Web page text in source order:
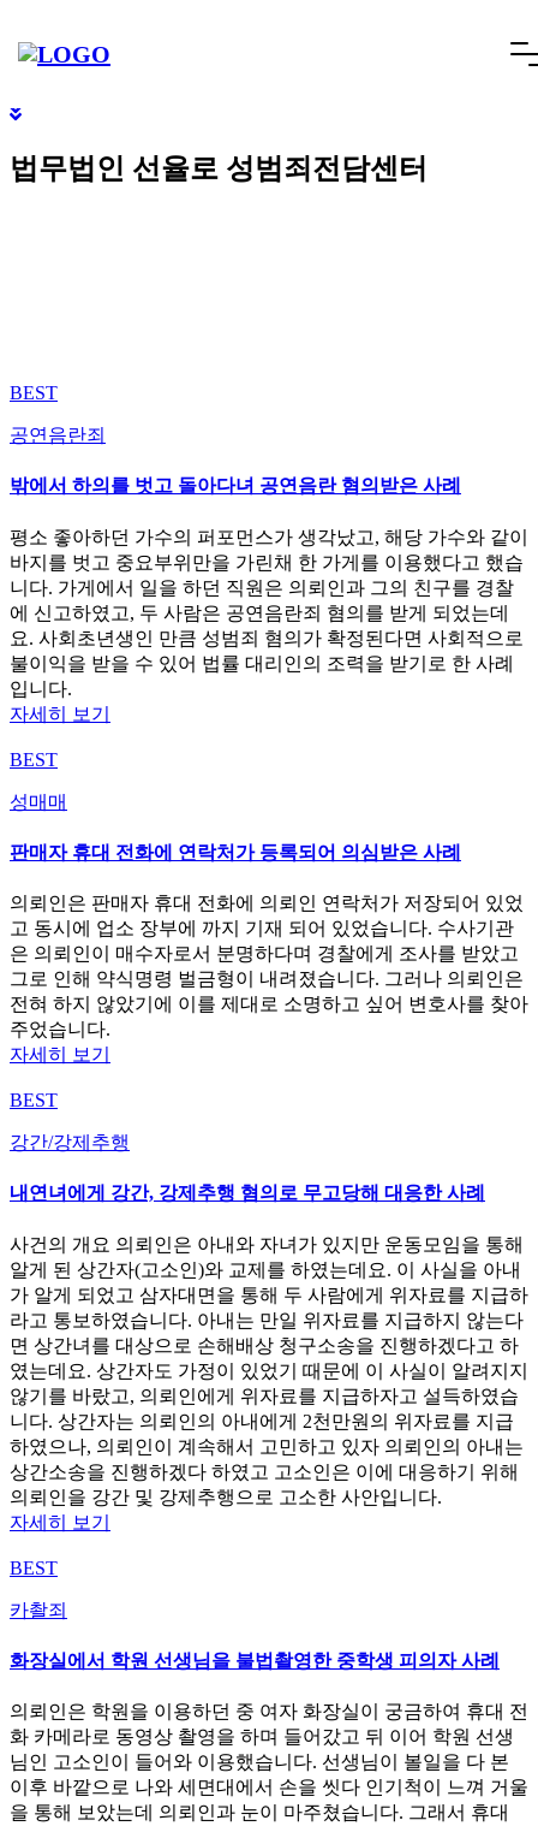
빠른상담 1670-6681
건
뛰
SCROLL DOWN
법무법인 선율로 성범죄전담센터
BEST
공연음란죄
밖에서 하의를 벗고 돌아다녀 공연음란 혐의받은 사례
평소 좋아하던 가수의 퍼포먼스가 생각났고, 해당 가수와 같이
바지를 벗고 중요부위만을 가린채 한 가게를 이용했다고 했습
니다. 가게에서 일을 하던 직원은 의뢰인과 그의 친구를 경찰
에 신고하였고, 두 사람은 공연음란죄 혐의를 받게 되었는데
요. 사회초년생인 만큼 성범죄 혐의가 확정된다면 사회적으로
불이익을 받을 수 있어 법률 대리인의 조력을 받기로 한 사례
입니다.
자세히 보기
BEST
성매매
판매자 휴대 전화에 연락처가 등록되어 의심받은 사례
의뢰인은 판매자 휴대 전화에 의뢰인 연락처가 저장되어 있었
고 동시에 업소 장부에 까지 기재 되어 있었습니다. 수사기관
은 의뢰인이 매수자로서 분명하다며 경찰에게 조사를 받았고
그로 인해 약식명령 벌금형이 내려졌습니다. 그러나 의뢰인은
전혀 하지 않았기에 이를 제대로 소명하고 싶어 변호사를 찾아
주었습니다.
자세히 보기
BEST
강간/강제추행
내연녀에게 강간, 강제추행 혐의로 무고당해 대응한 사례
사건의 개요 의뢰인은 아내와 자녀가 있지만 운동모임을 통해
알게 된 상간자(고소인)와 교제를 하였는데요. 이 사실을 아내
가 알게 되었고 삼자대면을 통해 두 사람에게 위자료를 지급하
라고 통보하였습니다. 아내는 만일 위자료를 지급하지 않는다
면 상간녀를 대상으로 손해배상 청구소송을 진행하겠다고 하
였는데요. 상간자도 가정이 있었기 때문에 이 사실이 알려지지
않기를 바랐고, 의뢰인에게 위자료를 지급하자고 설득하였습
니다. 상간자는 의뢰인의 아내에게 2천만원의 위자료를 지급
하였으나, 의뢰인이 계속해서 고민하고 있자 의뢰인의 아내는
상간소송을 진행하겠다 하였고 고소인은 이에 대응하기 위해
의뢰인을 강간 및 강제추행으로 고소한 사안입니다.
자세히 보기
BEST
카촬죄
화장실에서 학원 선생님을 불법촬영한 중학생 피의자 사례
의뢰인은 학원을 이용하던 중 여자 화장실이 궁금하여 휴대 전
화 카메라로 동영상 촬영을 하며 들어갔고 뒤 이어 학원 선생
님인 고소인이 들어와 이용했습니다. 선생님이 볼일을 다 본
이후 바깥으로 나와 세면대에서 손을 씻다 인기척이 느껴 거울
을 통해 보았는데 의뢰인과 눈이 마주쳤습니다. 그래서 휴대